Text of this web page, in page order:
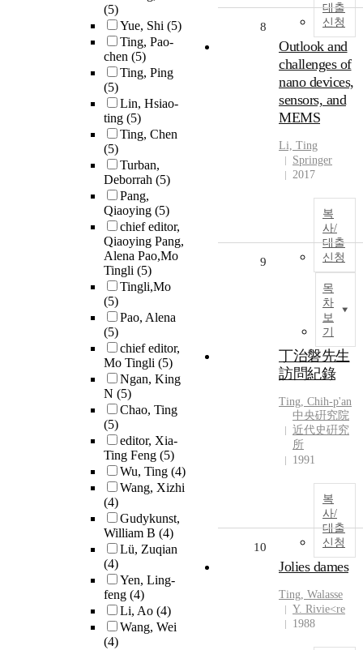
(5)
Yue, Shi (5)
Ting, Pao-
chen (5)
Ting, Ping
(5)
Lin, Hsiao-
ting (5)
Ting, Chen
(5)
Turban,
Deborrah (5)
Pang,
Qiaoying (5)
chief editor,
Qiaoying Pang,
Alena Pao,Mo
Tingli (5)
Tingli,Mo
(5)
Pao, Alena
(5)
chief editor,
Mo Tingli (5)
Ngan, King
N (5)
Chao, Ting
(5)
editor, Xia-
Ting Feng (5)
Wu, Ting (4)
Wang, Xizhi
(4)
Gudykunst,
William B (4)
Lü, Zuqian
(4)
Yen, Ling-
feng (4)
Li, Ao (4)
Wang, Wei
(4)
대출
신청
8
Outlook and
challenges of
nano devices,
sensors, and
MEMS
Li, Ting
Springer
2017
복
사/
대출
신청
목
차
보
기
9
丁治磐先生
訪問紀錄
Ting, Chih-p'an
中央硏究院
近代史硏究
所
1991
복
사/
대출
신청
10
Jolies dames
Ting, Walasse
Y. Rivie<re
1988